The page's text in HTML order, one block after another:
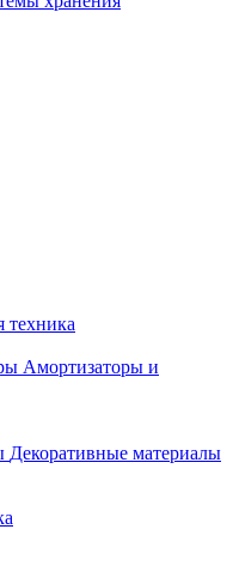
техника
Амортизаторы и
Декоративные материалы